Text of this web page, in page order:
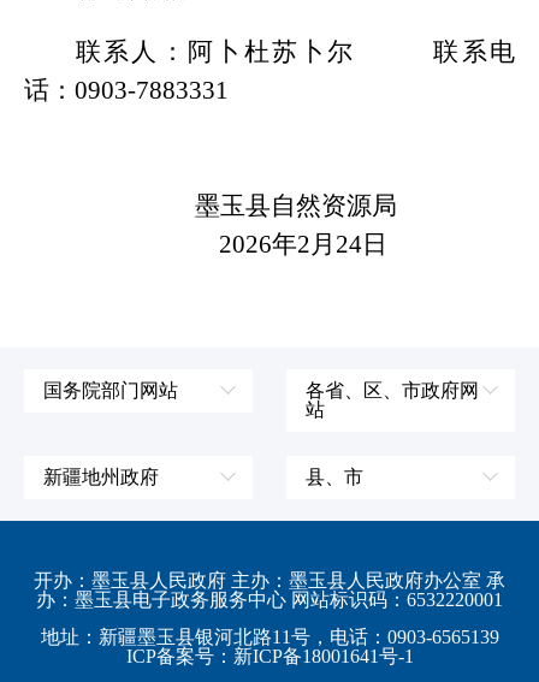
联系人：阿卜杜苏卜尔
联系电
话： 0903-7883331
墨玉县自然资源局
2026年2月24日
国务院部门网站
国防部
教育部
工业和信息化部
监察部
各省、区、市政府网
站
江苏省
浙江省
安徽省
新疆地州政府
伊犁哈萨克自治州
阿勒泰地区
博尔塔拉蒙古自治州
县、市
皮山县
策勒县
民丰县
开办：墨玉县人民政府 主办：墨玉县人民政府办公室 承
办：墨玉县电子政务服务中心 网站标识码：6532220001
地址：新疆墨玉县银河北路11号，电话：0903-6565139
ICP备案号：新ICP备18001641号-1